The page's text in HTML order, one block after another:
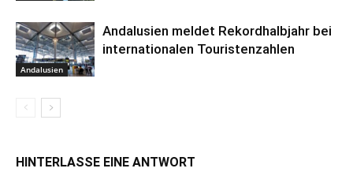
Andalusien
Andalusien meldet Rekordhalbjahr bei
internationalen Touristenzahlen
HINTERLASSE EINE ANTWORT